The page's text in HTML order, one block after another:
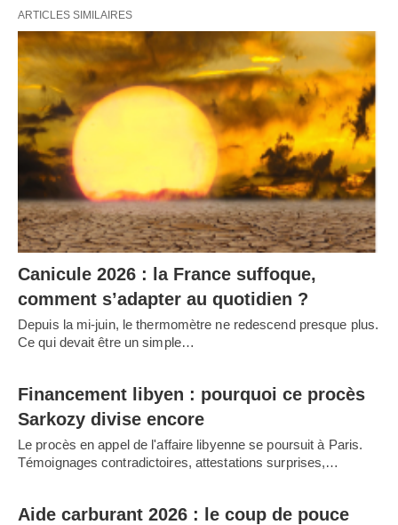
ARTICLES SIMILAIRES
Canicule 2026 : la France suffoque,
comment s’adapter au quotidien ?
Depuis la mi-juin, le thermomètre ne redescend presque plus.
Ce qui devait être un simple…
Financement libyen : pourquoi ce procès
Sarkozy divise encore
Le procès en appel de l'affaire libyenne se poursuit à Paris.
Témoignages contradictoires, attestations surprises,…
Aide carburant 2026 : le coup de pouce